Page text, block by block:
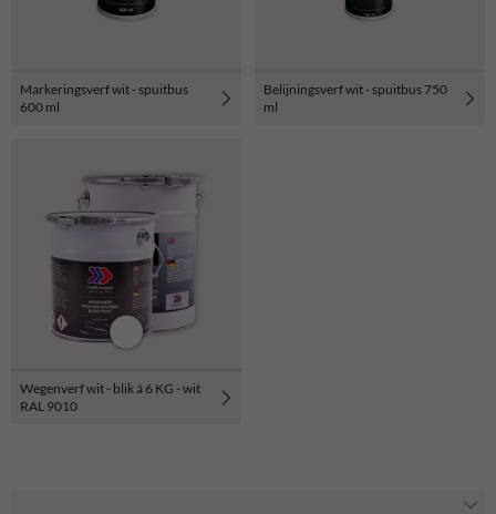
Markeringsverf wit - spuitbus
600 ml
Belijningsverf wit - spuitbus 750
ml
Wegenverf wit - blik á 6 KG - wit
RAL 9010